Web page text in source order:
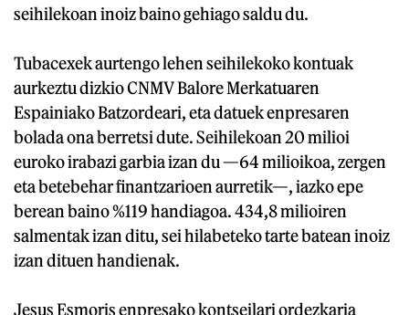
seihilekoan inoiz baino gehiago saldu du.
Tubacexek aurtengo lehen seihilekoko kontuak
aurkeztu dizkio CNMV Balore Merkatuaren
Espainiako Batzordeari, eta datuek enpresaren
bolada ona berretsi dute. Seihilekoan 20 milioi
euroko irabazi garbia izan du —64 milioikoa, zergen
eta betebehar finantzarioen aurretik—, iazko epe
berean baino %119 handiagoa. 434,8 milioiren
salmentak izan ditu, sei hilabeteko tarte batean inoiz
izan dituen handienak.
Jesus Esmoris enpresako kontseilari ordezkaria